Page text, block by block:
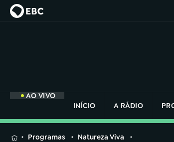
AO VIVO
INÍCIO
A RÁDIO
MENUProgramas Natureza Viva